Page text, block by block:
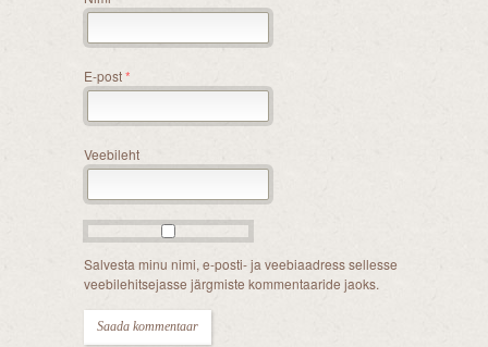
E-post*
Veebileht
Salvesta minu nimi, e-posti- ja veebiaadress sellesse
veebilehitsejasse järgmiste kommentaaride jaoks.